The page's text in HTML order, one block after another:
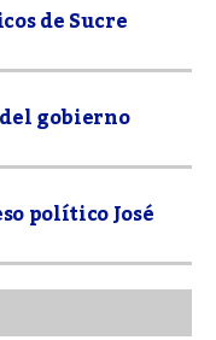
de Sucre
gobierno
político José